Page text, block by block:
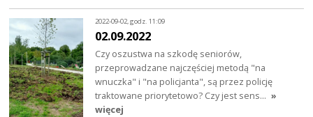
2022-09-02, godz. 11:09
02.09.2022
Czy oszustwa na szkodę seniorów,
przeprowadzane najczęściej metodą "na
wnuczka" i "na policjanta", są przez policję
traktowane priorytetowo? Czy jest sens… »
więcej